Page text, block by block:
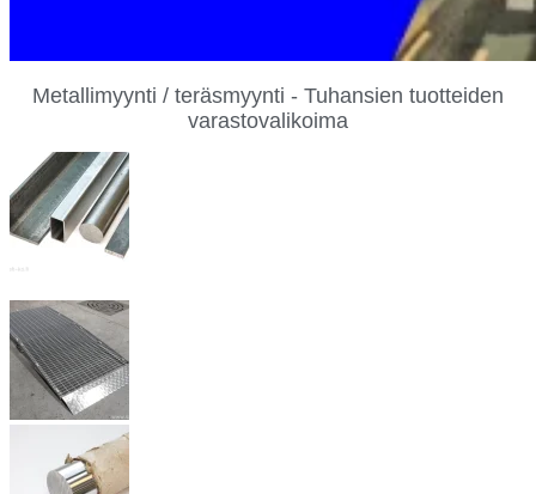
Metallimyynti / teräsmyynti - Tuhansien tuotteiden
varastovalikoima